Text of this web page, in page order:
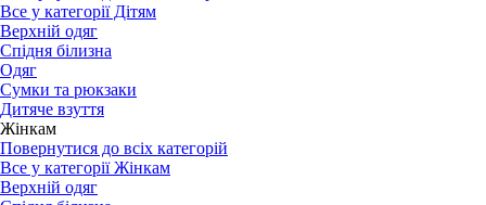
Все у категорії Дітям
Верхній одяг
Спідня білизна
Одяг
Сумки та рюкзаки
Дитяче взуття
Жінкам
Повернутися до всіх категорій
Все у категорії Жінкам
Верхній одяг